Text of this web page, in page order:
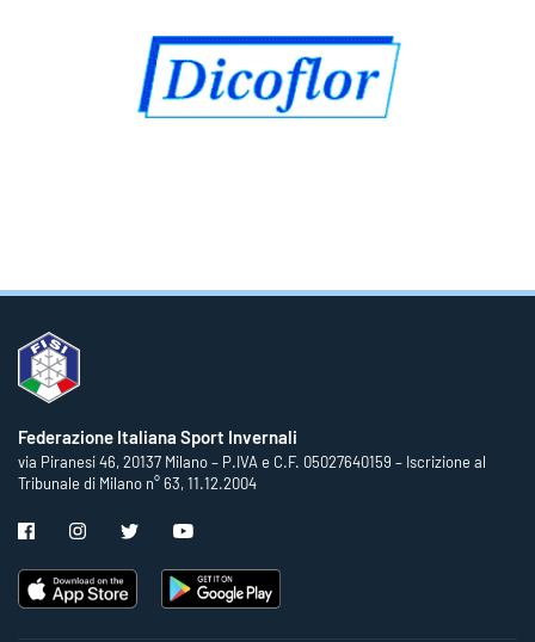
Federazione Italiana Sport Invernali
via Piranesi 46, 20137 Milano – P.IVA e C.F. 05027640159 – Iscrizione al
Tribunale di Milano n° 63, 11.12.2004